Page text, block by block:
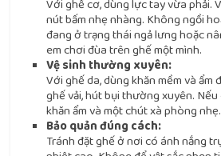
Với ghế cơ, dùng lực tay vừa phải.
nút bấm nhẹ nhàng. Không ngồi
đang ở trạng thái ngả lưng hoặc
em chơi đùa trên ghế một mình.
Vệ sinh thường xuyên:
Với ghế da, dùng khăn mềm và ẩm
ghế vải, hút bụi thường xuyên.
khăn ẩm và một chút xà phòng nhẹ.
Bảo quản đúng cách:
Tránh đặt ghế ở nơi có ánh nắng